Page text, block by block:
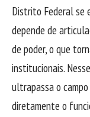
Distrito Federal se
depende de
de poder, o que
institucionais.
ultrapassa o
diretamente o